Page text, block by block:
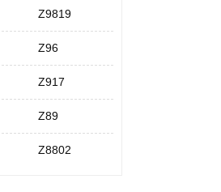
Z9819
Z96
Z917
Z89
Z8802